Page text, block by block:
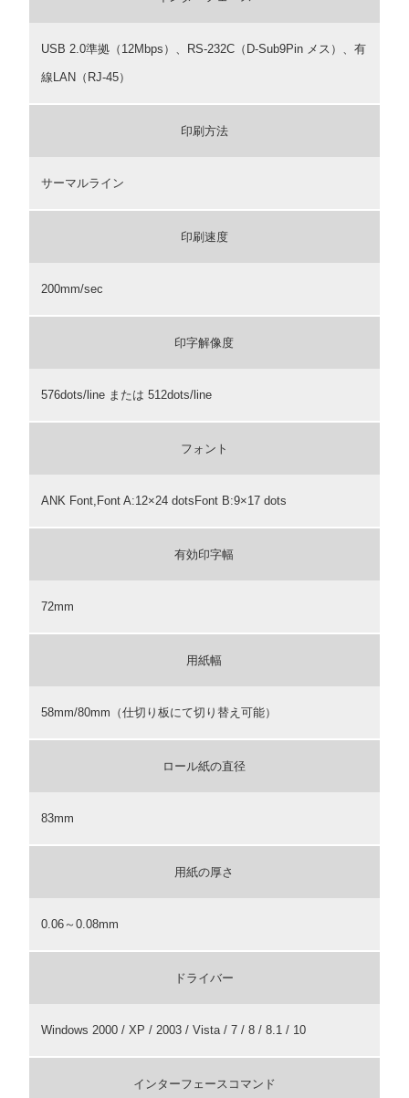
USB 2.0準拠（12Mbps）、RS-232C（D-Sub9Pin メス）、有
線LAN（RJ-45）
印刷方法
サーマルライン
印刷速度
200mm/sec
印字解像度
576dots/line または 512dots/line
フォント
ANK Font,Font A:12×24 dotsFont B:9×17 dots
有効印字幅
72mm
用紙幅
58mm/80mm（仕切り板にて切り替え可能）
ロール紙の直径
83mm
用紙の厚さ
0.06～0.08mm
ドライバー
Windows 2000 / XP / 2003 / Vista / 7 / 8 / 8.1 / 10
インターフェースコマンド